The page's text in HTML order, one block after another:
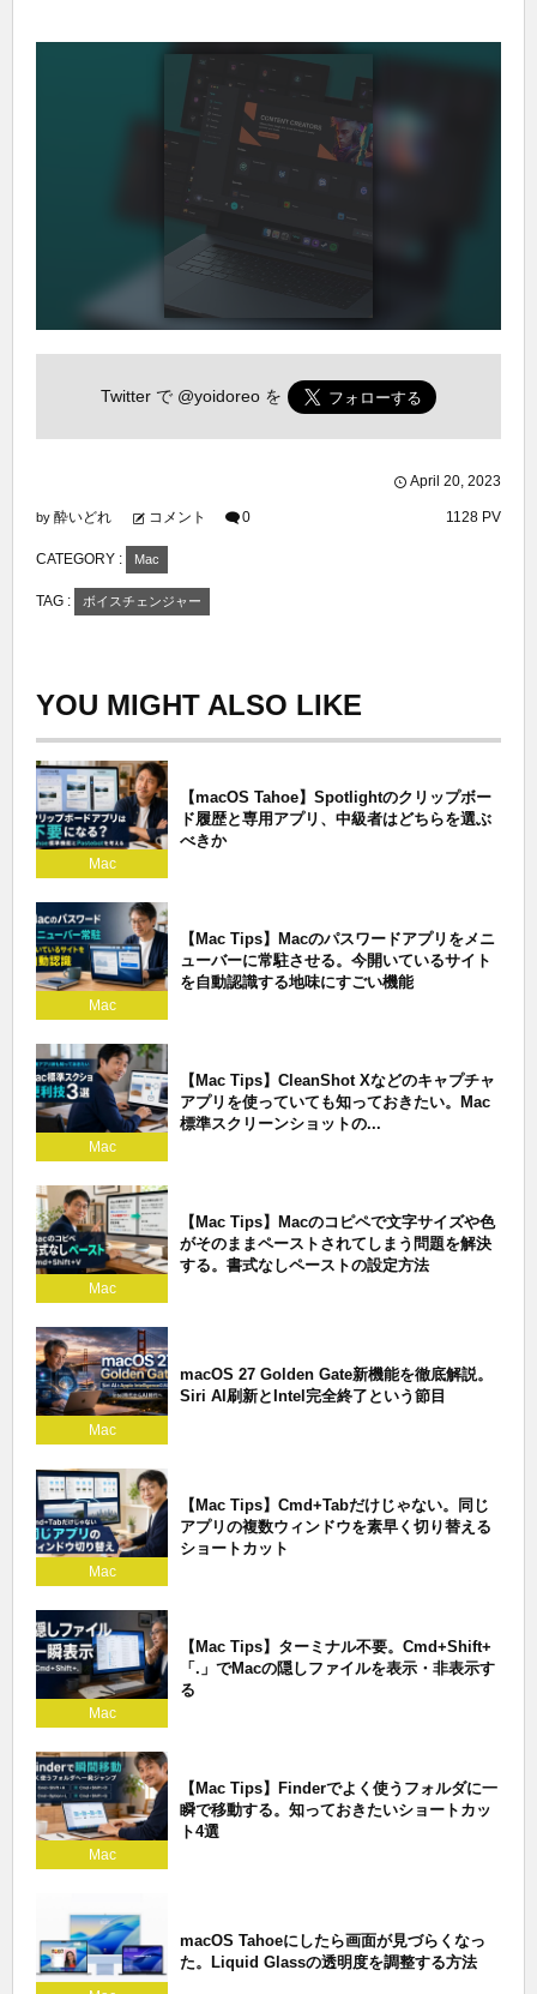
Twitter で @yoidoreo を
April 20, 2023
by 酔いどれ コメント 0 1128 PV
CATEGORY : Mac
TAG : ボイスチェンジャー
YOU MIGHT ALSO LIKE
Mac
【macOS Tahoe】Spotlightのクリップボー
ド履歴と専用アプリ、中級者はどちらを選ぶ
べきか
Mac
【Mac Tips】Macのパスワードアプリをメニ
ューバーに常駐させる。今開いているサイト
を自動認識する地味にすごい機能
Mac
【Mac Tips】CleanShot Xなどのキャプチャ
アプリを使っていても知っておきたい。Mac
標準スクリーンショットの...
Mac
【Mac Tips】Macのコピペで文字サイズや色
がそのままペーストされてしまう問題を解決
する。書式なしペーストの設定方法
Mac
macOS 27 Golden Gate新機能を徹底解説。
Siri AI刷新とIntel完全終了という節目
Mac
【Mac Tips】Cmd+Tabだけじゃない。同じ
アプリの複数ウィンドウを素早く切り替える
ショートカット
Mac
【Mac Tips】ターミナル不要。Cmd+Shift+
「.」でMacの隠しファイルを表示・非表示す
る
Mac
【Mac Tips】Finderでよく使うフォルダに一
瞬で移動する。知っておきたいショートカッ
ト4選
macOS Tahoeにしたら画面が見づらくなっ
た。Liquid Glassの透明度を調整する方法